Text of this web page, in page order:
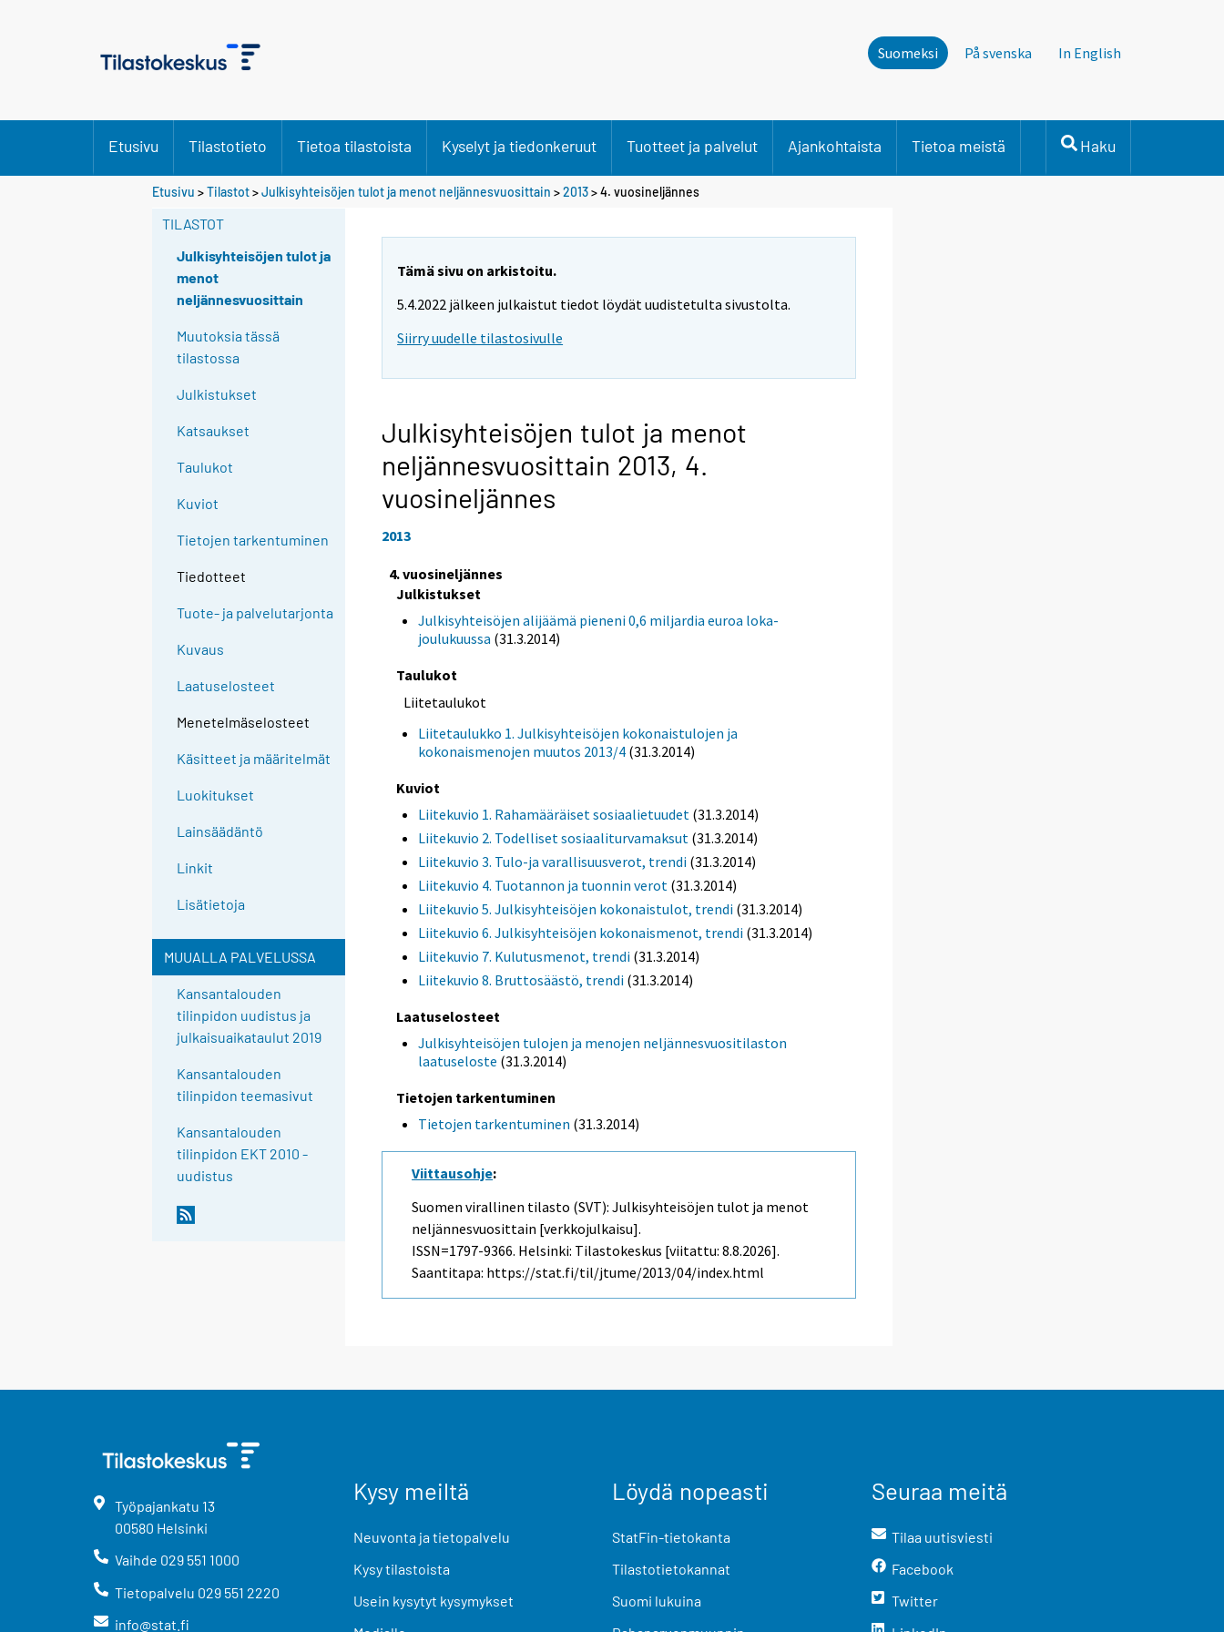
Suomeksi På svenska In English
Etusivu Tilastotieto Tietoa tilastoista Kyselyt ja tiedonkeruut Tuotteet ja palvelut Ajankohtaista Tietoa meistä Haku
Etusivu >Tilastot>Julkisyhteisöjen tulot ja menot neljännesvuosittain >2013>4. vuosineljännes
TILASTOT
Julkisyhteisöjen tulot ja
menot
neljännesvuosittain
Muutoksia tässä
tilastossa
Julkistukset
Katsaukset
Taulukot
Kuviot
Tietojen tarkentuminen
Tiedotteet
Tuote- ja palvelutarjonta
Kuvaus
Laatuselosteet
Menetelmäselosteet
Käsitteet ja määritelmät
Luokitukset
Lainsäädäntö
Linkit
Lisätietoja
MUUALLA PALVELUSSA
Kansantalouden
tilinpidon uudistus ja
julkaisuaikataulut 2019
Kansantalouden
tilinpidon teemasivut
Kansantalouden
tilinpidon EKT 2010 -
uudistus
Tämä sivu on arkistoitu.
5.4.2022 jälkeen julkaistut tiedot löydät uudistetulta sivustolta.
Siirry uudelle tilastosivulle
Julkisyhteisöjen tulot ja menot
neljännesvuosittain 2013, 4.
vuosineljännes
2013
4. vuosineljännes
Julkistukset
Julkisyhteisöjen alijäämä pieneni 0,6 miljardia euroa loka-
joulukuussa (31.3.2014)
Taulukot
Liitetaulukot
Liitetaulukko 1. Julkisyhteisöjen kokonaistulojen ja
kokonaismenojen muutos 2013/4 (31.3.2014)
Kuviot
Liitekuvio 1. Rahamääräiset sosiaalietuudet (31.3.2014)
Liitekuvio 2. Todelliset sosiaaliturvamaksut (31.3.2014)
Liitekuvio 3. Tulo-ja varallisuusverot, trendi (31.3.2014)
Liitekuvio 4. Tuotannon ja tuonnin verot (31.3.2014)
Liitekuvio 5. Julkisyhteisöjen kokonaistulot, trendi (31.3.2014)
Liitekuvio 6. Julkisyhteisöjen kokonaismenot, trendi (31.3.2014)
Liitekuvio 7. Kulutusmenot, trendi (31.3.2014)
Liitekuvio 8. Bruttosäästö, trendi (31.3.2014)
Laatuselosteet
Julkisyhteisöjen tulojen ja menojen neljännesvuositilaston
laatuseloste (31.3.2014)
Tietojen tarkentuminen
Tietojen tarkentuminen (31.3.2014)
Viittausohje:
Suomen virallinen tilasto (SVT): Julkisyhteisöjen tulot ja menot
neljännesvuosittain [verkkojulkaisu].
ISSN=1797-9366. Helsinki: Tilastokeskus [viitattu: 8.8.2026].
Saantitapa: https://stat.fi/til/jtume/2013/04/index.html
Työpajankatu 13
00580 Helsinki
Vaihde 029 551 1000
Tietopalvelu 029 551 2220
info@stat.fi
Kysy meiltä
Neuvonta ja tietopalvelu
Kysy tilastoista
Usein kysytyt kysymykset
Löydä nopeasti
StatFin-tietokanta
Tilastotietokannat
Suomi lukuina
Seuraa meitä
Tilaa uutisviesti
Facebook
Twitter